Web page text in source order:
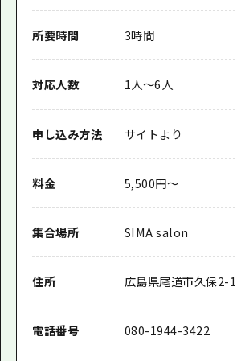
所要時間 3時間
対応人数 1人～6人
申し込み方法 サイトより
料金 5,500円〜
集合場所 SIMA salon
住所 広島県尾道市久保2-
電話番号 080-1944-3422